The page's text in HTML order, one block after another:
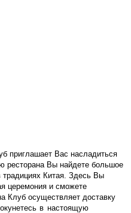
приглашает Вас насладиться
ресторана Вы найдете большое
традициях Китая. Здесь Вы
церемония и сможете
Клуб осуществляет доставку
в настоящую